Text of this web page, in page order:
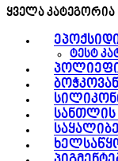
ყველა კატეგორია
ტესტ